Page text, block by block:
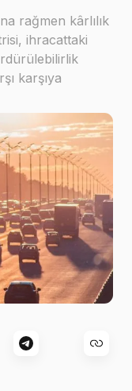
rağmen kârlılık
ihracattaki
karşıya